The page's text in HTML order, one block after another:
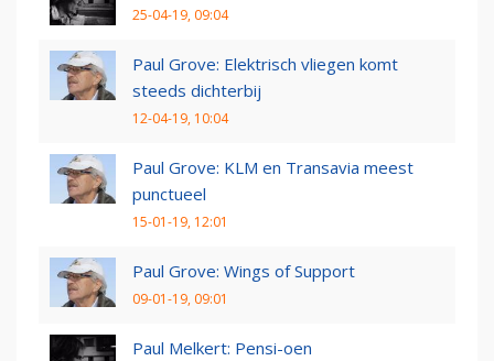
25-04-19, 09:04
Paul Grove: Elektrisch vliegen komt
steeds dichterbij
12-04-19, 10:04
Paul Grove: KLM en Transavia meest
punctueel
15-01-19, 12:01
Paul Grove: Wings of Support
09-01-19, 09:01
Paul Melkert: Pensi-oen